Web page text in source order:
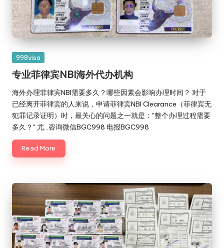
Posted
in
998visa
专业菲律宾NBI海外代办机构
海外办理菲律宾NBI需要多久？哪些因素会影响办理时间？ 对于
已经离开菲律宾的人来说，申请菲律宾NBI Clearance（菲律宾无
犯罪记录证明）时，最关心的问题之一就是："整个办理过程需要
多久？" 尤…咨询微信BGC998 电报BGC998
Read More